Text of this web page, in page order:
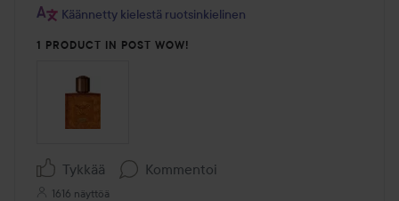
Käännetty kielestä ruotsinkielinen
1 PRODUCT IN POST WOW!
Tykkää Kommentoi
1616 näyttöä